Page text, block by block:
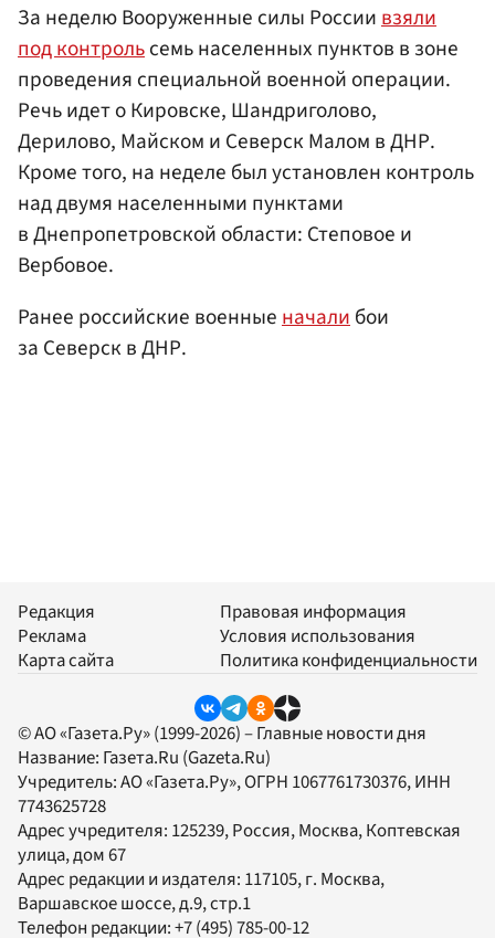
За неделю Вооруженные силы Россиивзяли
под контрольсемь населенных пунктов в зоне
проведения специальной военной операции.
Речь идет о Кировске, Шандриголово,
Дерилово, Майском и Северск Малом в ДНР.
Кроме того, на неделе был установлен контроль
над двумя населенными пунктами
в Днепропетровской области: Степовое и
Вербовое.
Ранее российские военныеначалибои
за Северск в ДНР.
Редакция
Реклама
Карта сайта
Правовая информация
Условия использования
Политика конфиденциальности
© АО «Газета.Ру» (1999-2026) – Главные новости дня
Название: Газета.Ru (Gazeta.Ru)
Учредитель:АО «Газета.Ру», ОГРН 1067761730376, ИНН
7743625728
Адрес учредителя: 125239, Россия, Москва, Коптевская
улица, дом 67
Адрес редакции и издателя: 117105, г. Москва,
Варшавское шоссе, д.9, стр.1
Телефон редакции:+7 (495) 785-00-12